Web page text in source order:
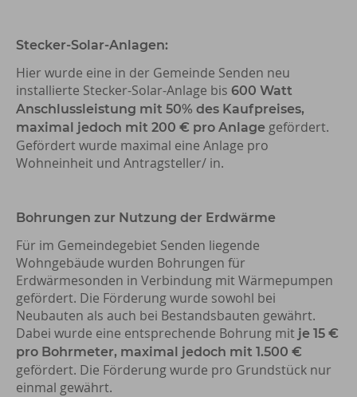
Stecker-Solar-Anlagen:
Hier wurde eine in der Gemeinde Senden neu
installierte Stecker-Solar-Anlage bis 600 Watt
Anschlussleistung mit 50% des Kaufpreises,
maximal jedoch mit 200 € pro Anlage gefördert.
Gefördert wurde maximal eine Anlage pro
Wohneinheit und Antragsteller/ in.
Bohrungen zur Nutzung der Erdwärme
Für im Gemeindegebiet Senden liegende
Wohngebäude wurden Bohrungen für
Erdwärmesonden in Verbindung mit Wärmepumpen
gefördert. Die Förderung wurde sowohl bei
Neubauten als auch bei Bestandsbauten gewährt.
Dabei wurde eine entsprechende Bohrung mit je 15 €
pro Bohrmeter, maximal jedoch mit 1.500 €
gefördert. Die Förderung wurde pro Grundstück nur
einmal gewährt.